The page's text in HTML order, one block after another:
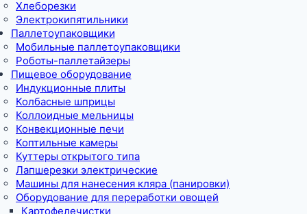
Хлеборезки
Электрокипятильники
Паллетоупаковщики
Мобильные паллетоупаковщики
Роботы-паллетайзеры
Пищевое оборудование
Индукционные плиты
Колбасные шприцы
Коллоидные мельницы
Конвекционные печи
Коптильные камеры
Куттеры открытого типа
Лапшерезки электрические
Машины для нанесения кляра (панировки)
Оборудование для переработки овощей
Картофелечистки